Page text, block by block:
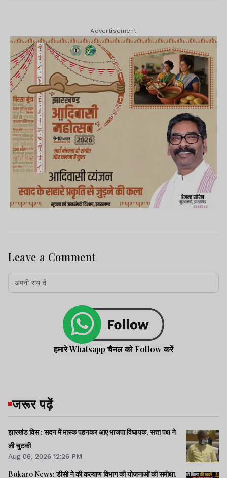
Advertisement
Leave a Comment
हमारे Whatsapp चैनल को Follow करें
जरूर पढ़ें
झारखंड विस : सदन में मास्क पहनकर आए भाजपा विधायक, सत्ता पक्ष ने
ली चुटकी
Aug 06, 2026 12:26 PM
Bokaro News: डीसी ने की कल्याण विभाग की योजनाओं की समीक्षा,